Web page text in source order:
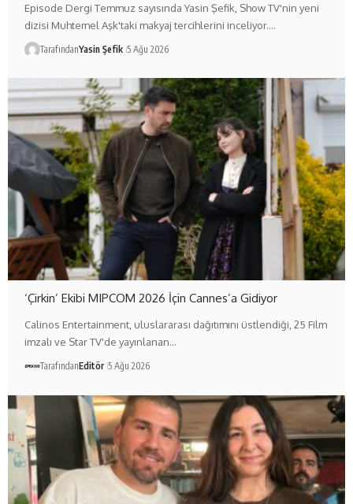
Episode Dergi Temmuz sayısında Yasin Şefik, Show TV'nin yeni
dizisi Muhtemel Aşk'taki makyaj tercihlerini inceliyor.…
TarafındanYasin Şefik 5 Ağu 2026
‘Çirkin’ Ekibi MIPCOM 2026 İçin Cannes’a Gidiyor
Calinos Entertainment, uluslararası dağıtımını üstlendiği, 25 Film
imzalı ve Star TV'de yayınlanan…
TarafındanEditör 5 Ağu 2026